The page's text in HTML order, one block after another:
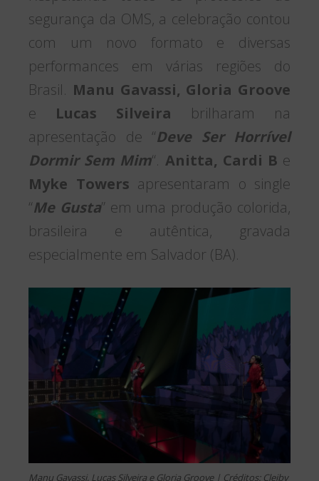
segurança da OMS, a celebração contou
com um novo formato e diversas
performances em várias regiões do
Brasil. Manu Gavassi, Gloria Groove
e Lucas Silveira brilharam na
apresentação de “Deve Ser Horrível
Dormir Sem Mim“. Anitta, Cardi B e
Myke Towers apresentaram o single
“Me Gusta” em uma produção colorida,
brasileira e autêntica, gravada
especialmente em Salvador (BA).
Manu Gavassi, Lucas Silveira e Gloria Groove | Créditos: Cleiby